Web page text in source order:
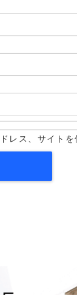
レス、サイトを